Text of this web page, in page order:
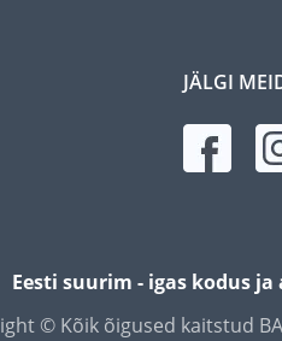
JÄLGI
Eesti suurim - igas kodus ja
© Kõik õigused kaitstud